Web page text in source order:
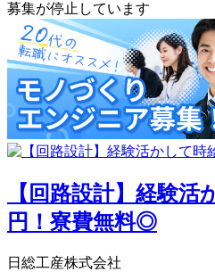
募集が停止しています
【回路設計】経験活
円！寮費無料◎
日総工産株式会社